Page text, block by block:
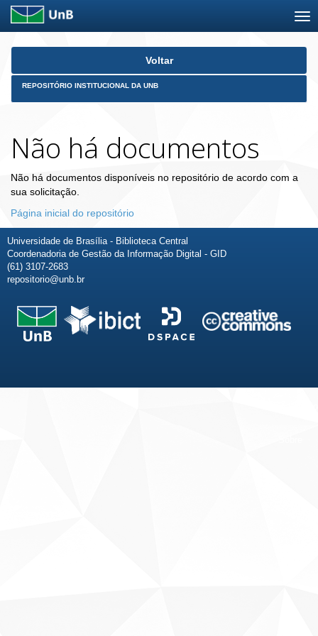
Skip
Voltar
REPOSITÓRIO INSTITUCIONAL DA UNB
Não há documentos
Não há documentos disponíveis no repositório de acordo com a
sua solicitação.
Página inicial do repositório
Universidade de Brasília - Biblioteca Central
Coordenadoria de Gestão da Informação Digital - GID
(61) 3107-2683
repositorio@unb.br